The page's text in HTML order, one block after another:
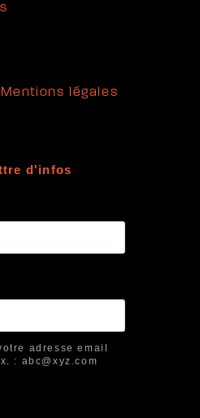
Mentions légales
d'infos
adresse email
: abc@xyz.com